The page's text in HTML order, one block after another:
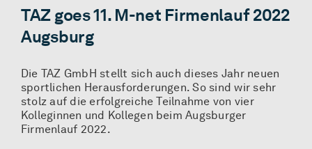
TAZ goes 11. M-net Firmenlauf 2022
Augsburg
Die TAZ GmbH stellt sich auch dieses Jahr neuen
sportlichen Herausforderungen. So sind wir sehr
stolz auf die erfolgreiche Teilnahme von vier
Kolleginnen und Kollegen beim Augsburger
Firmenlauf 2022.